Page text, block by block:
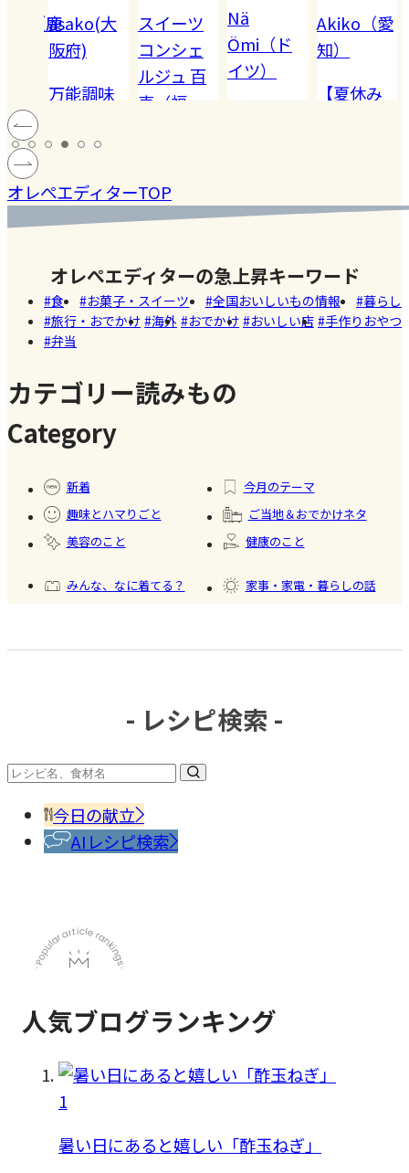
（鹿
!! 愛
積
症
ン
健康
asako(大
阪府)
万能調味
モン】を
みた！
ン
製フ
ード
料・
香辛
料
スイーツ
コンシェ
ルジュ 百
恵（福
知らない
世界でも
た!珍しく
て美味し
いかき氷
のスイー
ツ商品】
しい
店
#かき
Nä
Ömi（ド
イツ）
ッシ
#健康
Akiko（愛
知）
【夏休み
開
オレぺエディターTOP
オレぺエディターの急上昇キーワード
食 お菓子・スイーツ 全国おいしいもの情報
暮らし
旅行・おでかけ 海外 おでかけ おいしい店
手作りおやつ
弁当
カテゴリー読みもの
Category
新着
今月のテーマ
趣味とハマりごと
ご当地＆おでかけネタ
美容のこと
健康のこと
みんな、なに着てる？
家事・家電・暮らしの話
- レシピ検索 -
今日の献立
AIレシピ検索
人気ブログランキング
1
暑い日にあると嬉しい「酢玉ねぎ」